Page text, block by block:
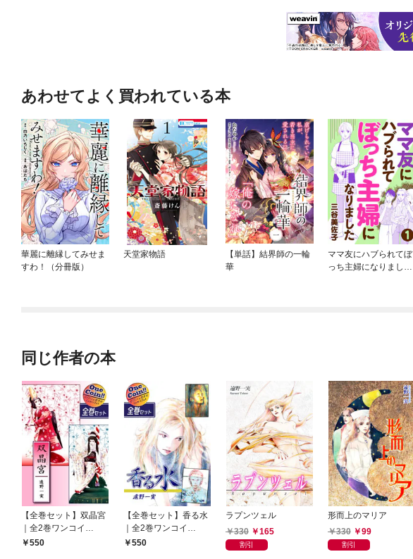
あわせてよく買われている本
華麗に離縁してみせま
すわ！（分冊版）
天堂家物語
【単話】結界師の一輪
華
ママ友にハブられてぼ
っち主婦になりました
同じ作者の本
【全巻セット】双晶宮
｜全2巻ワンコイ
ン！！
550
【全巻セット】香る水
｜全2巻ワンコイ
ン！！
550
ラプンツェル
330
165
割引
形而上のマリア
330
99
割引